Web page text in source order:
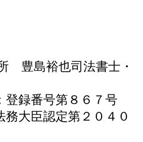
豊島裕也司法書士・
登録番号第８６７号
務大臣認定第２０４０